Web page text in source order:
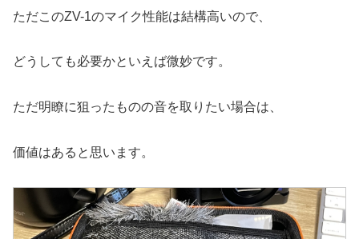
ただこのZV-1のマイク性能は結構高いので、
どうしても必要かといえば微妙です。
ただ明瞭に狙ったものの音を取りたい場合は、
価値はあると思います。